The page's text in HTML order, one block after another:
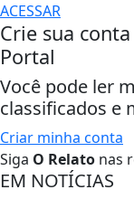
ACESSAR
Crie sua
Portal
Você pode ler
classificados e
Criar minha conta
Siga O Relato nas
EM NOTÍCIAS